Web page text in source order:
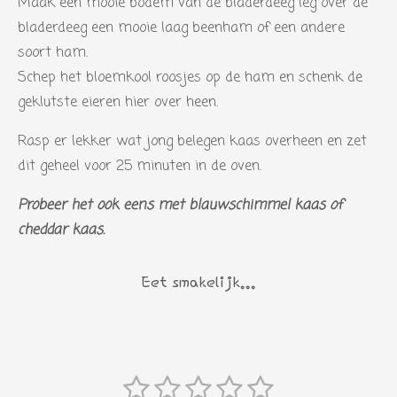
bladerdeeg een mooie laag beenham of een andere
soort ham.
Schep het bloemkool roosjes op de ham en schenk de
geklutste eieren hier over heen.
Rasp er lekker wat jong belegen kaas overheen en zet
dit geheel voor 25 minuten in de oven.
Probeer het ook eens met blauwschimmel kaas of
cheddar kaas.
Eet smakelijk...
1 2 3 4 5